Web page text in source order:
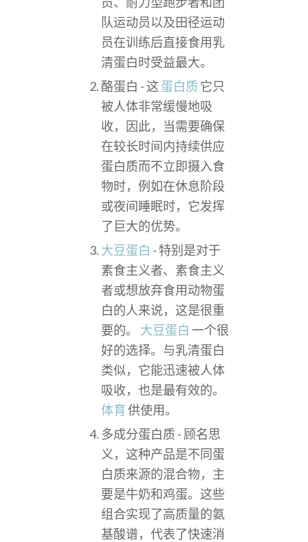
队运动员以及田径运动
员在训练后直接食用乳
清蛋白时受益最大。
酪蛋白 - 这 蛋白质 它只
被人体非常缓慢地吸
收，因此，当需要确保
在较长时间内持续供应
蛋白质而不立即摄入食
物时，例如在休息阶段
或夜间睡眠时，它发挥
了巨大的优势。
大豆蛋白 - 特别是对于
素食主义者、素食主义
者或想放弃食用动物蛋
白的人来说，这是很重
要的。 大豆蛋白 一个很
好的选择。与乳清蛋白
类似，它能迅速被人体
吸收，也是最有效的。
体育供使用。
多成分蛋白质 - 顾名思
义，这种产品是不同蛋
白质来源的混合物，主
要是牛奶和鸡蛋。这些
组合实现了高质量的氨
基酸谱，代表了快速消